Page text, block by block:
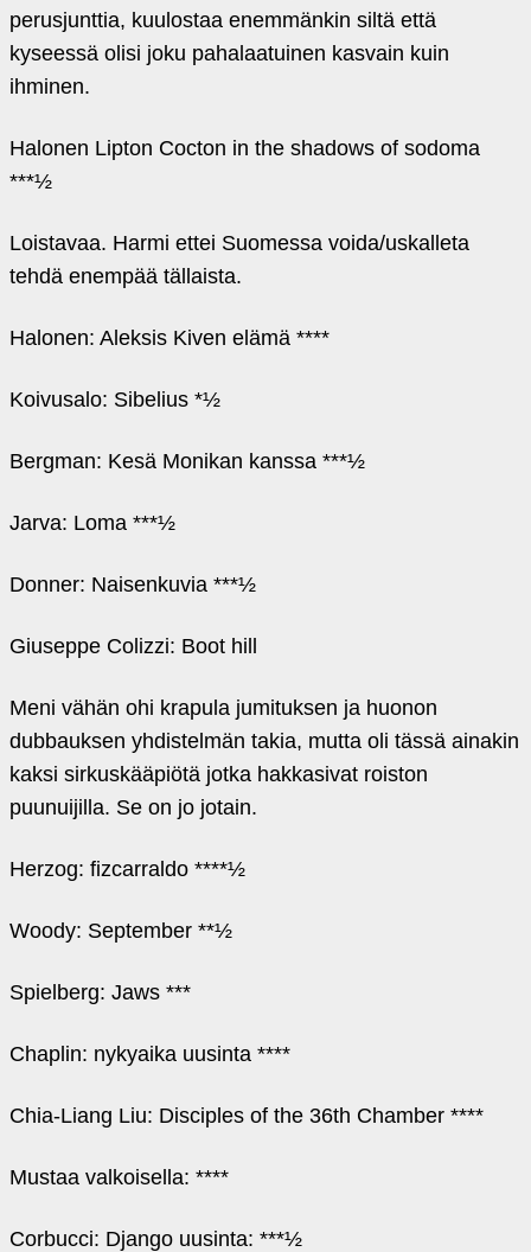
perusjunttia, kuulostaa enemmänkin siltä että
kyseessä olisi joku pahalaatuinen kasvain kuin
ihminen.
Halonen Lipton Cocton in the shadows of sodoma
***½
Loistavaa. Harmi ettei Suomessa voida/uskalleta
tehdä enempää tällaista.
Halonen: Aleksis Kiven elämä ****
Koivusalo: Sibelius *½
Bergman: Kesä Monikan kanssa ***½
Jarva: Loma ***½
Donner: Naisenkuvia ***½
Giuseppe Colizzi: Boot hill
Meni vähän ohi krapula jumituksen ja huonon
dubbauksen yhdistelmän takia, mutta oli tässä ainakin
kaksi sirkuskääpiötä jotka hakkasivat roiston
puunuijilla. Se on jo jotain.
Herzog: fizcarraldo ****½
Woody: September **½
Spielberg: Jaws ***
Chaplin: nykyaika uusinta ****
Chia-Liang Liu: Disciples of the 36th Chamber ****
Mustaa valkoisella: ****
Corbucci: Django uusinta: ***½